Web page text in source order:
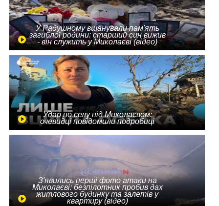
У Радушному вшанували пам'ять
загиблої родини: старший син вижив
- він служить у Миколаєві (відео)
Удар по селу під Миколаєвом:
очевидці повідомили подробиці
З'явились перші фото атаки на
Миколаєві: безпілотник пробив дах
житлового будинку та залетів у
квартиру (відео)